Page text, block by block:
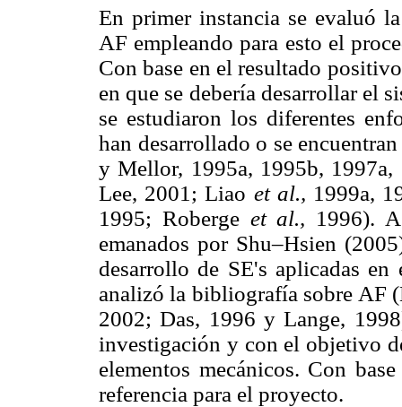
En primer instancia se evaluó
AF empleando para esto el
Con base en el resultado
en que se debería desarrollar el
se estudiaron los diferentes
han desarrollado o se
y Mellor, 1995a, 1995b,
Lee, 2001; Liao et al., 1999a,
1995; Roberge et al., 1996).
emanados por Shu–Hsien
desarrollo de SE's aplicadas
analizó la bibliografía sobre AF
2002; Das, 1996 y Lange,
investigación y con el objetivo
elementos mecánicos. Con
referencia para el proyecto.